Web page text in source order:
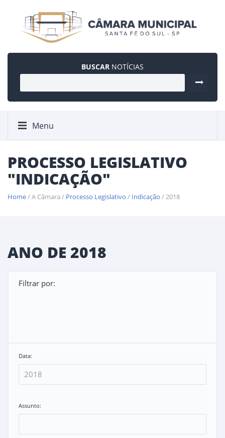
BUSCAR NOTÍCIAS
Menu
PROCESSO LEGISLATIVO
"INDICAÇÃO"
Home/ A Câmara / Processo Legislativo / Indicação / 2018
ANO DE 2018
Filtrar por:
Data:
Assunto: